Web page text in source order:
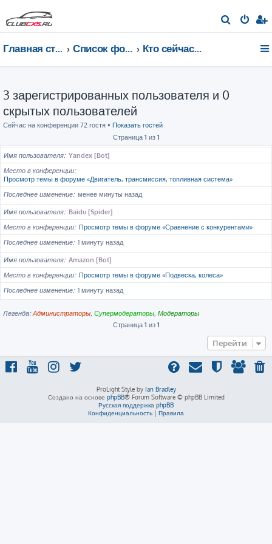
о
Главная страница Список форумов Кто сейчас на конференции
3 зарегистрированных пользователя и 0
скрытых пользователей
Сейчас на конференции 72 гостя • Показать гостей
Страница 1 из 1
Имя пользователя Yandex [Bot]
Место в конференции
Просмотр темы в форуме «Двигатель, трансмиссия, топливная система»
Последнее изменение менее минуты назад
Имя пользователя
Baidu [Spider]
Место в конференции Просмотр темы в форуме «Сравнение с конкурентами»
Последнее изменение 1 минуту назад
Имя пользователя Amazon [Bot]
Место в конференции Просмотр темы в форуме «Подвеска, колеса»
Последнее изменение 1 минуту назад
Легенда:Администраторы, Супермодераторы, Модераторы
Страница 1 из 1
Перейти
ProLight Style by Ian Bradley
Создано на основе phpBB® Forum Software © phpBB Limited
Русская поддержка phpBB
Конфиденциальность | Правила